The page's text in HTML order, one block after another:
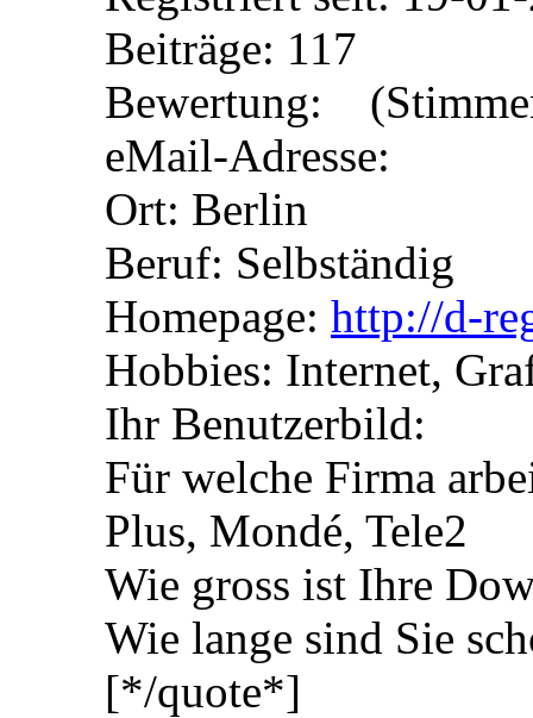
Beiträge: 117
Bewertung:
eMail-Adresse:
Ort: Berlin
Beruf: Selbständig
Homepage: http://d-
Hobbies: Internet,
Ihr Benutzerbild:
Für welche Firma
Plus, Mondé, Tele2
Wie gross ist Ihre
Wie lange sind Sie
[*/quote*]